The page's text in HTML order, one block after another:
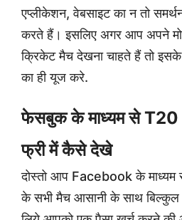
एप्लीकेशन, वेबसाइट का न तो
करते हैं। इसलिए अगर आप अपने
क्रिकेट मैच देखना चाहते हैं तो इसके
का ही यूज करे.
फेसबुक के माध्यम से T20
फ्री में कैसे देखे
दोस्तो आप Facebook के
के सभी मैच आसानी के साथ